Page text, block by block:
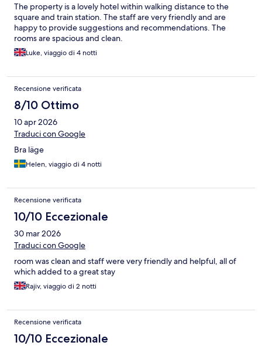
The property is a lovely hotel within walking distance to the
square and train station. The staff are very friendly and are
happy to provide suggestions and recommendations. The
rooms are spacious and clean.
Luke, viaggio di 4 notti
Recensione verificata
8/10 Ottimo
10 apr 2026
Traduci con Google
Bra läge
Helen, viaggio di 4 notti
Recensione verificata
10/10 Eccezionale
30 mar 2026
Traduci con Google
room was clean and staff were very friendly and helpful, all of
which added to a great stay
Rajiv, viaggio di 2 notti
Recensione verificata
10/10 Eccezionale